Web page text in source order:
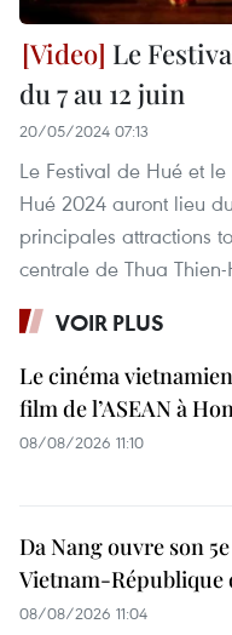
Le
du 7 au 12 juin
20/05/2024 07:13
Le Festival de Hué et
Hué 2024 auront lieu
principales attractions
centrale de Thua Thien-
VOIR PLUS
Le cinéma
film de l’ASEAN à
08/08/2026 11:10
Da Nang ouvre son
Vietnam-République
08/08/2026 11:04